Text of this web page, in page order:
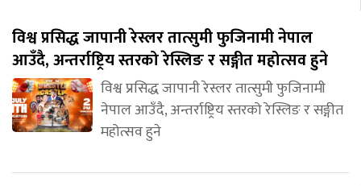
विश्व प्रसिद्ध जापानी रेस्लर तात्सुमी फुजिनामी नेपाल
आउँदै, अन्तर्राष्ट्रिय स्तरको रेस्लिङ र सङ्गीत महोत्सव हुने
विश्व प्रसिद्ध जापानी रेस्लर तात्सुमी फुजिनामी
नेपाल आउँदै, अन्तर्राष्ट्रिय स्तरको रेस्लिङ र सङ्गीत
महोत्सव हुने